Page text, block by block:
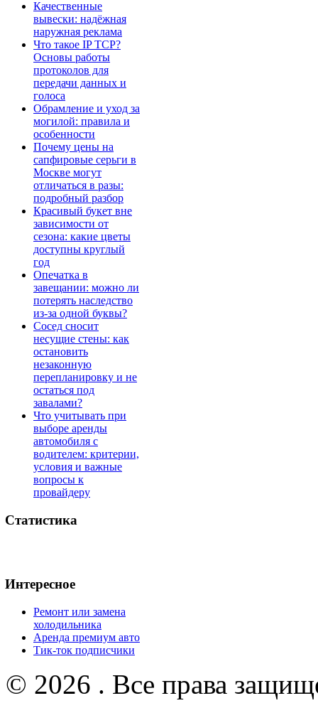
Качественные
вывески: надёжная
наружная реклама
Что такое IP TCP?
Основы работы
протоколов для
передачи данных и
голоса
Обрамление и уход за
могилой: правила и
особенности
Почему цены на
сапфировые серьги в
Москве могут
отличаться в разы:
подробный разбор
Красивый букет вне
зависимости от
сезона: какие цветы
доступны круглый
год
Опечатка в
завещании: можно ли
потерять наследство
из-за одной буквы?
Сосед сносит
несущие стены: как
остановить
незаконную
перепланировку и не
остаться под
завалами?
Что учитывать при
выборе аренды
автомобиля с
водителем: критерии,
условия и важные
вопросы к
провайдеру
Статистика
Интересное
Ремонт или замена
холодильника
Аренда премиум авто
Тик-ток подписчики
© 2026 . Все права